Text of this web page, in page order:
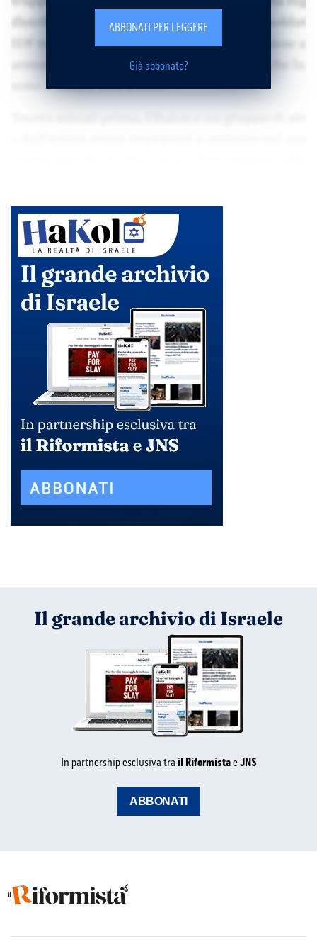
ABBONATI PER LEGGERE
Già abbonato?
Il grande archivio di Israele
In partnership esclusiva tra il RiformistaeJNS
ABBONATI